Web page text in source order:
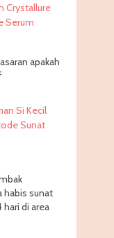
Crystallure
Serum
apakah
Si Kecil
Sunat
habis sunat
di area